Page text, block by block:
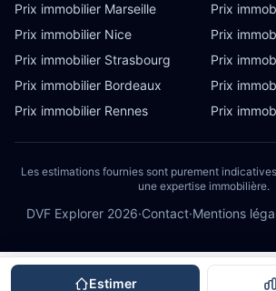
Estimer
Prix immobilier Marseille
Prix
Prix immobilier Nice
Prix
Prix immobilier Strasbourg
Prix
Prix immobilier Bordeaux
Prix
Prix immobilier Rennes
Prix
Les estimations fournies sont purement
une expertise immobilière.
DVF Explorer 2026·Contact·Mentions